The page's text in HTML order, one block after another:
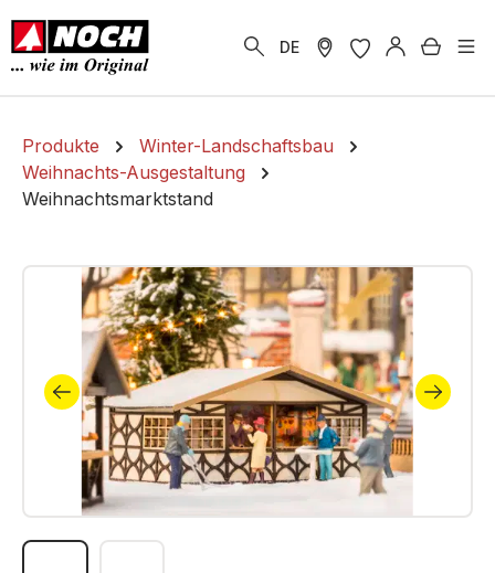
springen
DE
Produkte
Winter-Landschaftsbau
Weihnachts-Ausgestaltung
Weihnachtsmarktstand
Bildergalerie überspringen